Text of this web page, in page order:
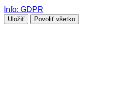
Info: GDPR
Uložiť Povoliť všetko